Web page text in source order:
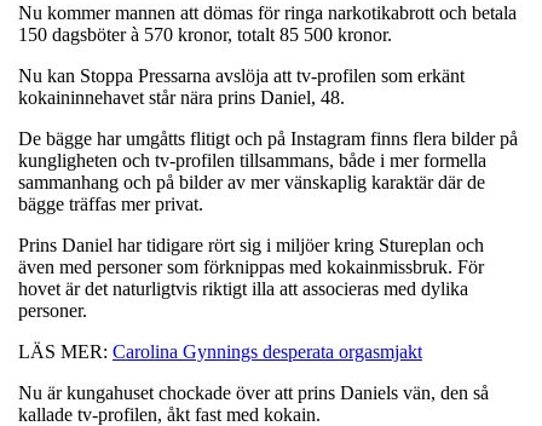
Nu kommer mannen att dömas för ringa narkotikabrott och betala
150 dagsböter à 570 kronor, totalt 85 500 kronor.
Nu kan Stoppa Pressarna avslöja att tv-profilen som erkänt
kokaininnehavet står nära prins Daniel, 48.
De bägge har umgåtts flitigt och på Instagram finns flera bilder på
kungligheten och tv-profilen tillsammans, både i mer formella
sammanhang och på bilder av mer vänskaplig karaktär där de
bägge träffas mer privat.
Prins Daniel har tidigare rört sig i miljöer kring Stureplan och
även med personer som förknippas med kokainmissbruk. För
hovet är det naturligtvis riktigt illa att associeras med dylika
personer.
LÄS MER: Carolina Gynnings desperata orgasmjakt
Nu är kungahuset chockade över att prins Daniels vän, den så
kallade tv-profilen, åkt fast med kokain.